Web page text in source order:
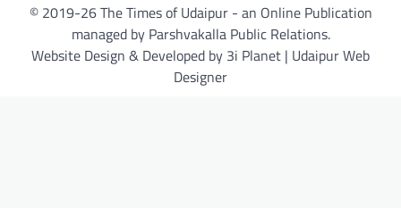
© 2019-26 The Times of Udaipur - an Online Publication
managed by Parshvakalla Public Relations.
Website Design & Developed by 3i Planet | Udaipur Web
Designer